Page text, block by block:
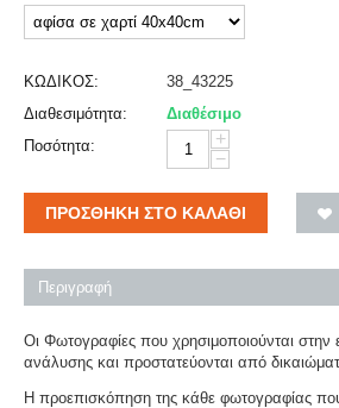
ΚΩΔΙΚΟΣ:
38_43225
Διαθεσιμότητα:
Διαθέσιμο
Ποσότητα:
+
−
ΠΡΟΣΘΉΚΗ ΣΤΟ ΚΑΛΆΘΙ
Περιγραφή
Οι Φωτογραφίες που χρησιμοποιούνται στην
ανάλυσης και προστατεύονται από
Η προεπισκόπηση της κάθε φωτογραφίας